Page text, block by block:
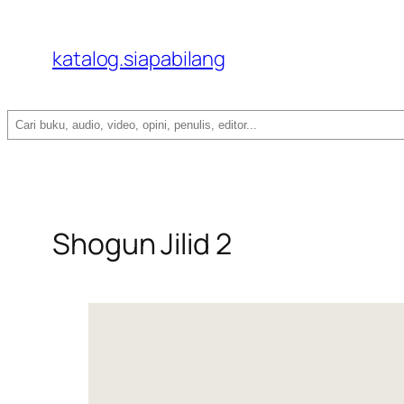
katalog.siapabilang
Search
Shogun Jilid 2